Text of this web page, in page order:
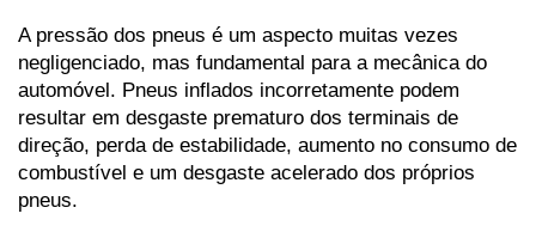
A pressão dos pneus é um aspecto muitas vezes
negligenciado, mas fundamental para a mecânica do
automóvel. Pneus inflados incorretamente podem
resultar em desgaste prematuro dos terminais de
direção, perda de estabilidade, aumento no consumo de
combustível e um desgaste acelerado dos próprios
pneus.